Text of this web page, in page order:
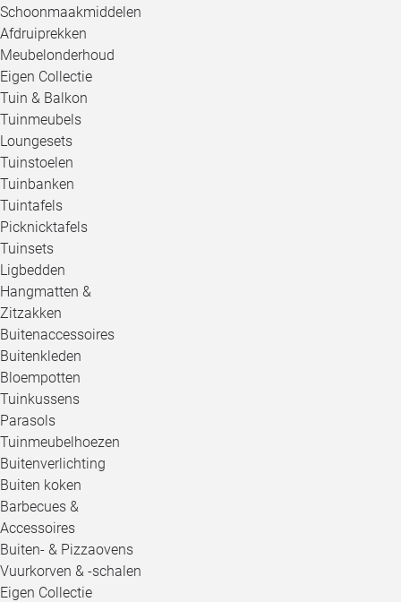
Schoonmaakmiddelen
Afdruiprekken
Meubelonderhoud
Eigen Collectie
Tuin & Balkon
Tuinmeubels
Loungesets
Tuinstoelen
Tuinbanken
Tuintafels
Picknicktafels
Tuinsets
Ligbedden
Hangmatten &
Zitzakken
Buitenaccessoires
Buitenkleden
Bloempotten
Tuinkussens
Parasols
Tuinmeubelhoezen
Buitenverlichting
Buiten koken
Barbecues &
Accessoires
Buiten- & Pizzaovens
Vuurkorven & -schalen
Eigen Collectie